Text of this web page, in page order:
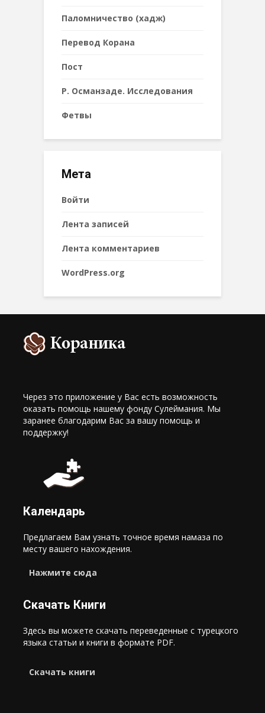
Паломничество (хадж)
Перевод Корана
Пост
Р. Османзаде. Исследования
Фетвы
Мета
Войти
Лента записей
Лента комментариев
WordPress.org
Через это приложение у Вас есть возможность
оказать помощь нашему фонду Сулеймания. Мы
заранее благодарим Вас за вашу помощь и
поддержку!
Календарь
Предлагаем Вам узнать точное время намаза по
месту вашего нахождения.
Нажмите сюда
Скачать Книги
Здесь вы можете скачать переведенные с турецкого
языка статьи и книги в формате PDF.
Cкачать книги